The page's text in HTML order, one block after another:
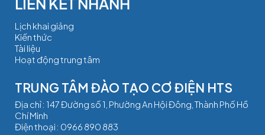
Lịch khai giảng
Kiến thức
Tài liệu
Hoạt động trung tâm
TRUNG TÂM ĐÀO TẠO CƠ ĐIỆN HTS
Địa chỉ : 147 Đường số 1, Phường An Hội Đông, Thành Phố Hồ
Chí Minh
Điện thoại : 0966 890 883